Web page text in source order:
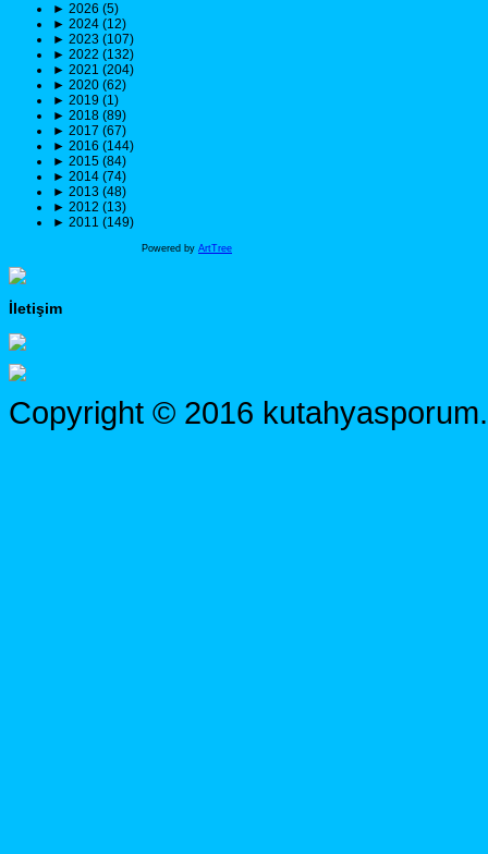
► 2026 (5)
► 2024 (12)
► 2023 (107)
► 2022 (132)
► 2021 (204)
► 2020 (62)
► 2019 (1)
► 2018 (89)
► 2017 (67)
► 2016 (144)
► 2015 (84)
► 2014 (74)
► 2013 (48)
► 2012 (13)
► 2011 (149)
Powered by ArtTree
İletişim
Copyright © 2016